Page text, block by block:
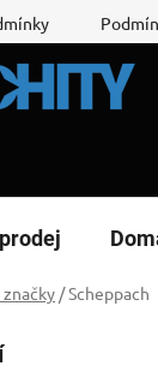
/Scheppach